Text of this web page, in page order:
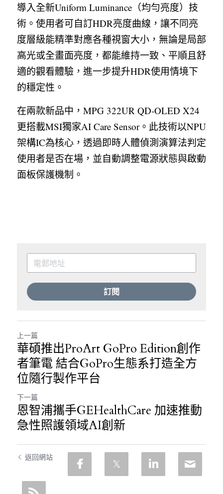
導入全新Uniform Luminance（均勻亮度）技
術。使用者可自訂HDR亮度曲線，讓不同亮
度層級能精準對應各種視窗大小，無論是局部
高光或全畫面亮度，都能維持一致、平順且舒
適的觀看體驗，進一步提升HDR使用情境下
的穩定性。
在兩款新品中，MPG 322UR QD‑OLED X24
更搭載MSI獨家AI Care Sensor。此技術以NPU
架構IC為核心，透過即時人體偵測演算法判定
使用者是否在場，並自動調整電源狀態與啟動
面板保護機制。
訂閱
上一篇
華碩推出ProArt GoPro Edition創作
者筆電 結合GoPro生態系打造全方
位隨行製作平台
下一篇
恩智浦攜手GEHealthCare 加速推動
急性照護領域AI創新
返回網站